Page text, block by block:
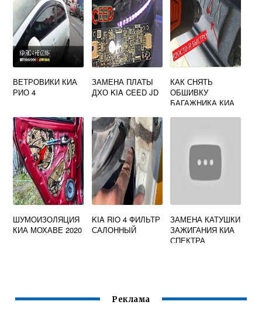
ВЕТРОВИКИ КИА
РИО 4
ЗАМЕНА ПЛАТЫ
ДХО KIA CEED JD
КАК СНЯТЬ
ОБШИВКУ
БАГАЖНИКА КИА
ШУМОИЗОЛЯЦИЯ
КИА МОХАВЕ 2020
KIA RIO 4 ФИЛЬТР
САЛОННЫЙ
ЗАМЕНА КАТУШКИ
ЗАЖИГАНИЯ КИА
СПЕКТРА
Реклама